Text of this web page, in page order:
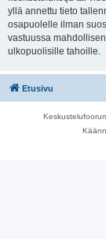
yllä annettu tieto
osapuolelle ilman
vastuussa
ulkopuolisille tahoille.
Etusivu